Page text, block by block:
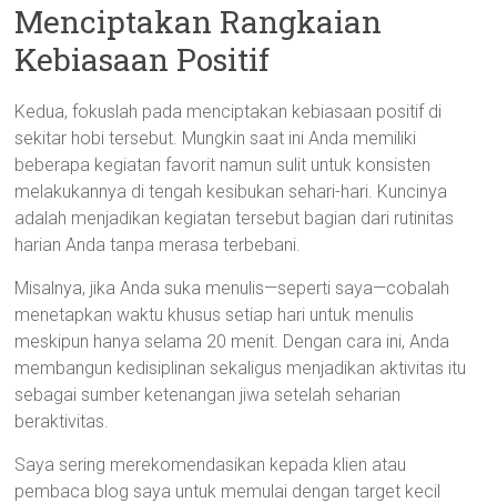
Menciptakan Rangkaian
Kebiasaan Positif
Kedua, fokuslah pada menciptakan kebiasaan positif di
sekitar hobi tersebut. Mungkin saat ini Anda memiliki
beberapa kegiatan favorit namun sulit untuk konsisten
melakukannya di tengah kesibukan sehari-hari. Kuncinya
adalah menjadikan kegiatan tersebut bagian dari rutinitas
harian Anda tanpa merasa terbebani.
Misalnya, jika Anda suka menulis—seperti saya—cobalah
menetapkan waktu khusus setiap hari untuk menulis
meskipun hanya selama 20 menit. Dengan cara ini, Anda
membangun kedisiplinan sekaligus menjadikan aktivitas itu
sebagai sumber ketenangan jiwa setelah seharian
beraktivitas.
Saya sering merekomendasikan kepada klien atau
pembaca blog saya untuk memulai dengan target kecil